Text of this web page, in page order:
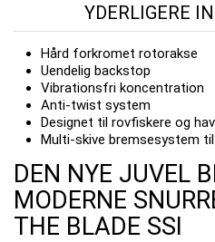
YDERLIGERE
Hård forkromet rotorakse
Uendelig backstop
Vibrationsfri koncentration
Anti-twist system
Designet til rovfiskere og
Multi-skive bremsesystem
DEN NYE JUVEL
MODERNE
THE BLADE SSI